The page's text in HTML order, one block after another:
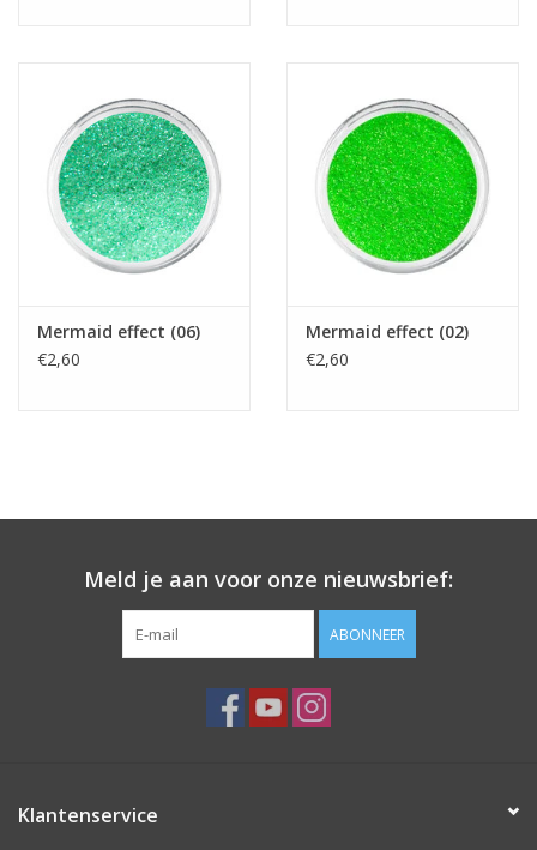
Mermaid effect (06)
€2,60
Mermaid effect (02)
€2,60
Meld je aan voor onze nieuwsbrief:
ABONNEER
Klantenservice